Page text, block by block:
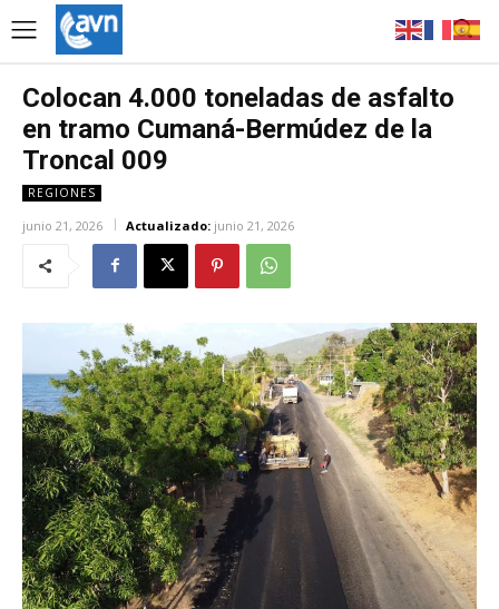
Colocan 4.000 toneladas de asfalto
en tramo Cumaná-Bermúdez de la
Troncal 009
REGIONES
junio 21, 2026 Actualizado: junio 21, 2026